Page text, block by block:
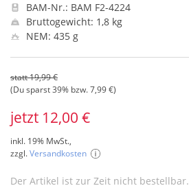
BAM-Nr.: BAM F2-4224
Bruttogewicht: 1,8 kg
NEM: 435 g
statt 19,99 €
(Du sparst 39% bzw. 7,99 €)
jetzt 12,00 €
inkl. 19% MwSt.,
zzgl.Versandkosten
Der Artikel ist zur Zeit nicht bestellbar.